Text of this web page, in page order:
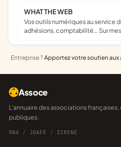
WHAT THE WEB
Vos outils numériques au service de votre mission : site web,
adhésions, comptabilité… Sur
Entreprise ?Apportez votre soutien
Assoce
L'annuaire des associations françaises, construit sur les données
publiques.
RNA / JOAFE / SIRENE